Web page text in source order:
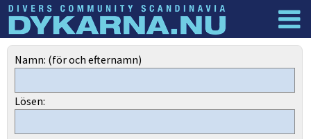
Dyknyheter
Namn: (för och efternamn)
Lösen: